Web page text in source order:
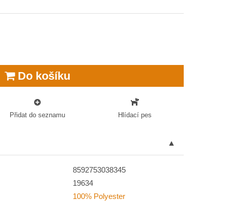
Do košíku
Přidat do seznamu Hlídací pes
8592753038345
19634
100% Polyester